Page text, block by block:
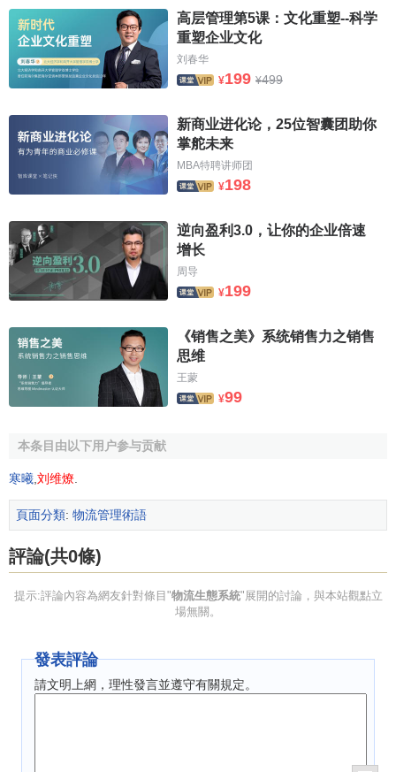
高层管理第5课：文化重塑--科学
重塑企业文化
刘春华
¥199 ¥499
新商业进化论，25位智囊团助你
掌舵未来
MBA特聘讲师团
¥198
逆向盈利3.0，让你的企业倍速
增长
周导
¥199
《销售之美》系统销售力之销售
思维
王蒙
¥99
本条目由以下用户参与贡献
寒曦 刘维燎
頁面分類: 物流管理術語
評論(共0條)
提示:評論內容為網友針對條目"物流生態系統"展開的討論，與本站觀點立
場無關。
發表評論
請文明上網，理性發言並遵守有關規定。